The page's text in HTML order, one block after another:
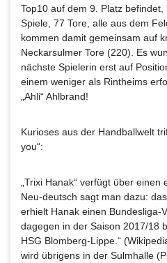
Top10 auf dem 9. Platz
Spiele, 77 Tore, alle aus dem
kommen damit gemeinsam auf
Neckarsulmer Tore (220). Es
nächste Spielerin erst auf
einem weniger als Rintheims
„Ahli“ Ahlbrand!
Kurioses aus der Handballwelt
you“:
„Trixi Hanak“ verfügt über
Neu-deutsch sagt man dazu:
erhielt Hanak einen Bundesliga-
dagegen in der Saison 2017/18
HSG Blomberg-Lippe.“
wird übrigens in der Sulmhalle